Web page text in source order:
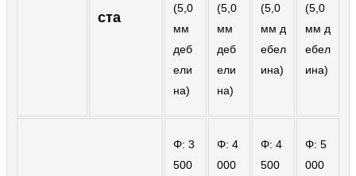
български
Беларуская
ਪੰਜਾਬੀ
বাংলা
ста
(5,0
мм
деб
ели
на)
(5,0
мм
деб
ели
на)
(5,0
мм д
ебел
ина)
(5,0
мм д
ебел
ина)
Φ: 3
500
Φ: 4
000
Φ: 4
500
Φ: 5
000